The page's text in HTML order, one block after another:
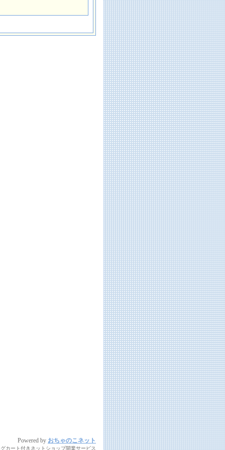
Powered by おちゃのこネット
カート付きネットショップ開業サービス